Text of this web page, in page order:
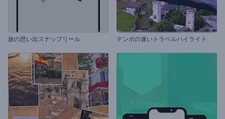
旅の思い出スナップリール テンポの速いトラベルハイライト